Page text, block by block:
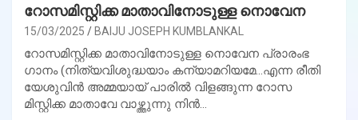
റോസമിസ്റ്റിക്ക മാതാവിനോടുള്ള നൊവേന
15/03/2025 BAIJU JOSEPH KUMBLANKAL
റോസമിസ്റ്റിക്ക മാതാവിനോടുള്ള നൊവേന പ്രാരംഭ
ഗാനം (നിത്യവിശുദ്ധയാം കന്യാമറിയമേ…എന്ന രീതി
യേശുവിന്‍ അമ്മയായ് പാരില്‍ വിളങ്ങുന്ന റോസ
മിസ്റ്റിക്ക മാതാവേ വാഴ്ത്തുന്നു നിന്‍…